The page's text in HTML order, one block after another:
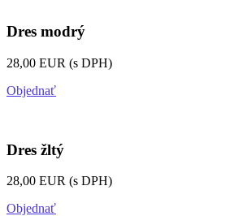
Dres modrý
28,00 EUR (s DPH)
Objednať
Dres žltý
28,00 EUR (s DPH)
Objednať